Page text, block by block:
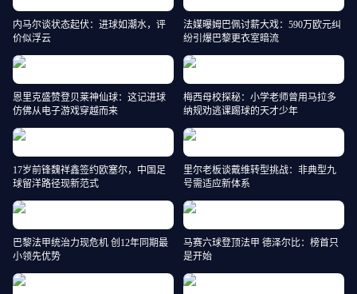
内马尔谈状态起伏：进球如潮水，评
价似浮云
法媒曝姆巴佩讨薪大戏：590万欧元纠
纷引爆巴黎更衣室暗流
恩里克盛赞登贝莱神仙球：这记进球
仿佛从电子游戏穿越而来
梅西母校探秘：小学老师曾用马拉多
纳规劝逃课踢球的天才少年
17岁前锋魏祥鑫签约欧塞尔，中国足
球留洋路径现新范式
里尔老板谈戴维转型挑战：非典型九
号需适应新体系
巴黎法甲统治力现危机 创12年同期最
小领先优势
马赛六球登顶法甲 德泽尔比：榜首只
是开始